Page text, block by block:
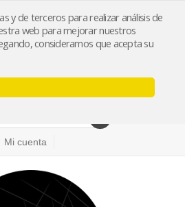
y de terceros para realizar análisis de
web para mejorar nuestros
consideramos que acepta su
93.439.26.92
Pulse para llamar
Mi cuenta